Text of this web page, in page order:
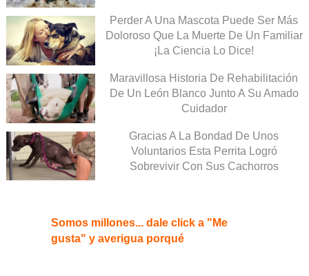
Perder A Una Mascota Puede Ser Más
Doloroso Que La Muerte De Un Familiar
¡La Ciencia Lo Dice!
Maravillosa Historia De Rehabilitación
De Un León Blanco Junto A Su Amado
Cuidador
Gracias A La Bondad De Unos
Voluntarios Esta Perrita Logró
Sobrevivir Con Sus Cachorros
Somos millones... dale click a "Me
gusta" y averigua porqué